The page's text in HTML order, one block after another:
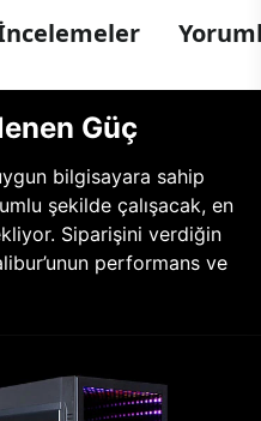
Güç
bilgisayara sahip
şekilde çalışacak, en
Siparişini verdiğin
performans ve